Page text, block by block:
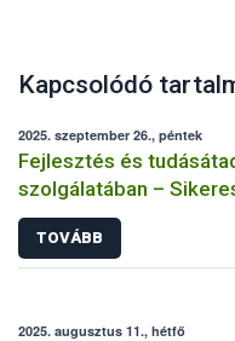
Kapcsolódó
2025. szeptember 26., péntek
Fejlesztés és
szolgálatában –
üzemi projektje
TOVÁBB
2025. augusztus 11., hétfő